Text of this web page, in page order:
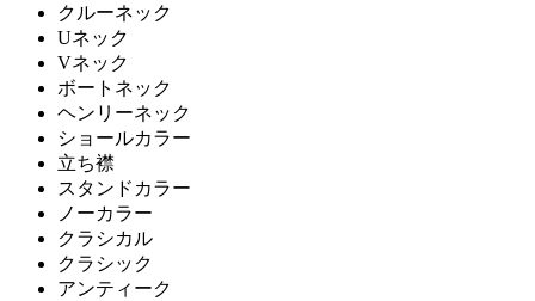
クルーネック
Uネック
Vネック
ボートネック
ヘンリーネック
ショールカラー
立ち襟
スタンドカラー
ノーカラー
クラシカル
クラシック
アンティーク